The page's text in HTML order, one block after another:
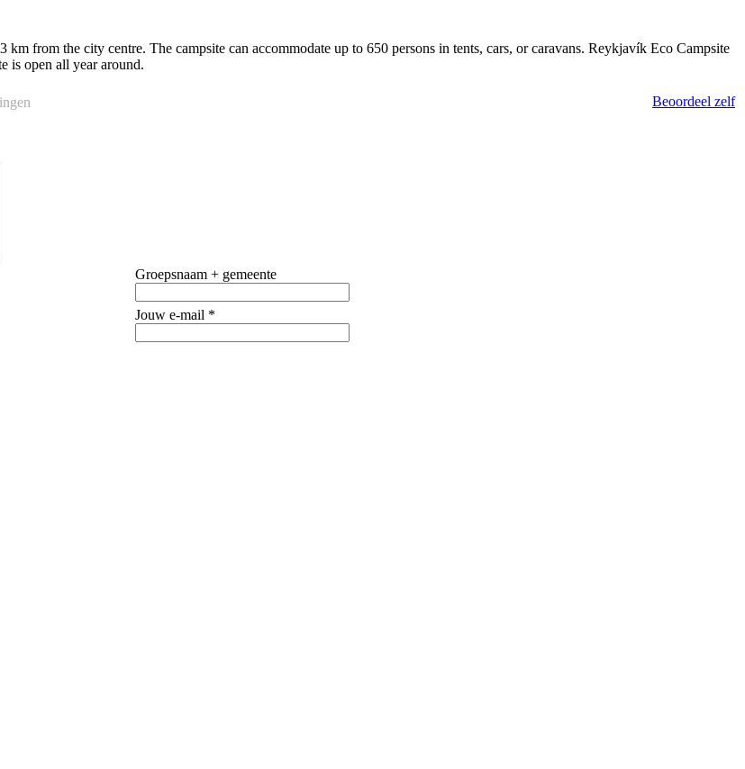
from the city centre. The campsite can accommodate up to 650 persons in tents, cars, or caravans. Reykjavík Eco Campsite
is open all year around.
Beoordeel zelf
Groepsnaam + gemeente
Jouw e-mail *